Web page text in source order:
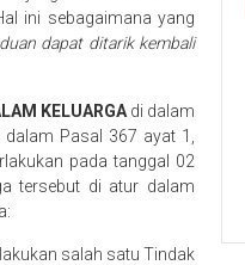
ini sebagaimana yang
dapat ditarik kembali
KELUARGA di dalam
Pasal 367 ayat 1,
pada tanggal 02
tersebut di atur dalam
salah satuTindak